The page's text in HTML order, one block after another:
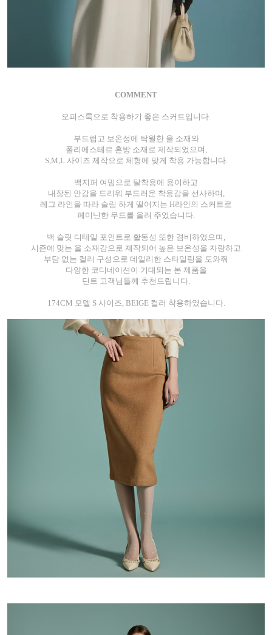
COMMENT
오피스룩으로 착용하기 좋은 스커트입니다.
부드럽고 보온성에 탁월한 울 소재와
폴리에스테르 혼방 소재로 제작되었으며,
S,M,L 사이즈 제작으로 체형에 맞게 착용 가능합니다.
백지퍼 여밈으로 탈착용에 용이하고
내장된 안감을 드리워 부드러운 착용감을 선사하며,
레그 라인을 따라 슬림 하게 떨어지는 H라인의 스커트로
페미닌한 무드를 올려 주었습니다.
백 슬릿 디테일 포인트로 활동성 또한 겸비하였으며,
시즌에 맞는 울 소재감으로 제작되어 높은 보온성을 자랑하고
부담 없는 컬러 구성으로 데일리한 스타일링을 도와줘
다양한 코디네이션이 기대되는 본 제품을
딘트 고객님들께 추천드립니다.
174CM 모델 S 사이즈, BEIGE 컬러 착용하였습니다.